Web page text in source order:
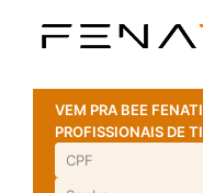
VEM PRA BEE FENATI
PROFISSIONAIS DE TI